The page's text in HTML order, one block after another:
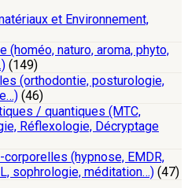
et Environnement,
(homéo, naturo, aroma, phyto,
(149)
(orthodontie, posturologie,
(46)
/ quantiques (MTC,
Réflexologie, Décryptage
(hypnose, EMDR,
sophrologie, méditation…) (47)